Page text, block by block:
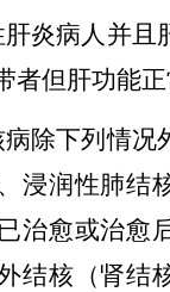
肝炎病人并且
者但肝功能正
病除下列情
浸润性肺结
治愈或治愈
结核（肾结